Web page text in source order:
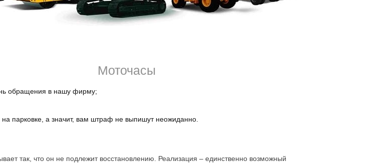
Моточасы
на территорию заказчика;
нашим сотрудникам – ближайшее время оценка будет произведена, авто будет
обращения в нашу фирму;
парковке, а значит, вам штраф не выпишут неожиданно.
так, что он не подлежит восстановлению. Реализация – единственно возможный